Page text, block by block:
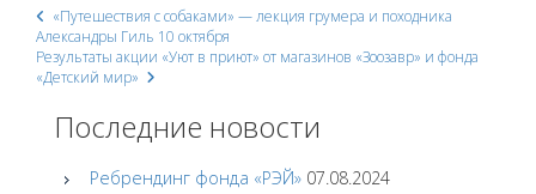
Post
navigation
«Путешествия с собаками» — лекция грумера и походника
Александры Гиль 10 октября
Результаты акции «Уют в приют» от магазинов «Зоозавр» и фонда
«Детский мир»
Последние новости
Ребрендинг фонда «РЭЙ» 07.08.2024